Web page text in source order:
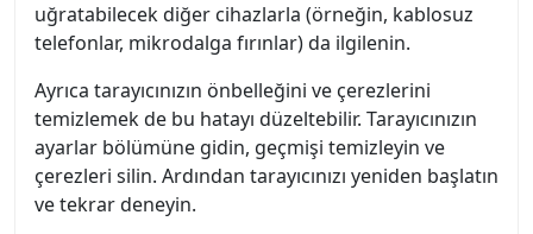
uğratabilecek diğer cihazlarla (örneğin, kablosuz
telefonlar, mikrodalga fırınlar) da ilgilenin.
Ayrıca tarayıcınızın önbelleğini ve çerezlerini
temizlemek de bu hatayı düzeltebilir. Tarayıcınızın
ayarlar bölümüne gidin, geçmişi temizleyin ve
çerezleri silin. Ardından tarayıcınızı yeniden başlatın
ve tekrar deneyin.